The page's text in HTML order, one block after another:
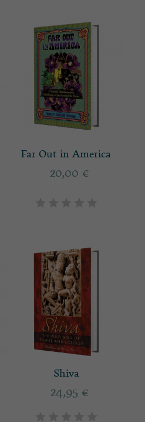
Far Out in America
20,00 €
Shiva
24,95 €